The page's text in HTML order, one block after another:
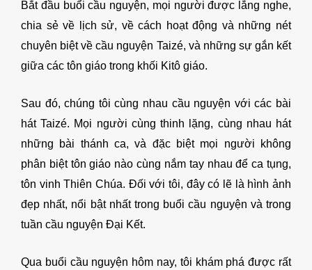
Bắt đầu buổi cầu nguyện, mọi người được lắng nghe,
chia sẻ về lịch sử, về cách hoạt động và những nét
chuyên biệt về cầu nguyện Taizé, và những sự gắn kết
giữa các tôn giáo trong khối Kitô giáo.
Sau đó, chúng tôi cùng nhau cầu nguyện với các bài
hát Taizé. Mọi người cùng thinh lặng, cùng nhau hát
những bài thánh ca, và đặc biệt mọi người không
phân biệt tôn giáo nào cùng nắm tay nhau để ca tụng,
tôn vinh Thiên Chúa. Đối với tôi, đây có lẽ là hình ảnh
đẹp nhất, nổi bật nhất trong buổi cầu nguyện và trong
tuần cầu nguyện Đại Kết.
Qua buổi cầu nguyện hôm nay, tôi khám phá được rất